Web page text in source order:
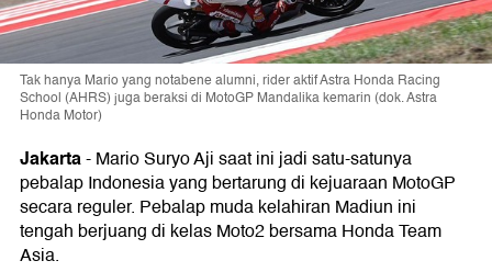
Tak hanya Mario yang notabene alumni, rider aktif Astra Honda Racing
School (AHRS) juga beraksi di MotoGP Mandalika kemarin (dok. Astra
Honda Motor)
Jakarta-Mario Suryo Aji saat ini jadi satu-satunya
pebalap Indonesia yang bertarung di kejuaraan MotoGP
secara reguler. Pebalap muda kelahiran Madiun ini
tengah berjuang di kelas Moto2 bersama Honda Team
Asia.